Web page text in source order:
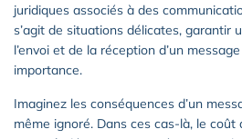
juridiques associés à des
s’agit de situations délicates, garantir
l’envoi et de la réception d’un
importance.
Imaginez les conséquences d’un
même ignoré. Dans ces cas-là, le coût